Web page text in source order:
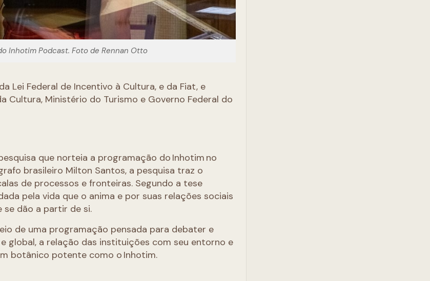
Inhotim Podcast. Foto de Rennan Otto
Lei Federal de Incentivo à Cultura, e da Fiat, e
Cultura, Ministério do Turismo e Governo Federal do
que norteia a programação do Inhotim no
brasileiro Milton Santos, a pesquisa traz o
de processos e fronteiras. Segundo a tese
pela vida que o anima e por suas relações sociais
dão a partir de si.
de uma programação pensada para debater e
global, a relação das instituições com seu entorno e
botânico potente como o Inhotim.